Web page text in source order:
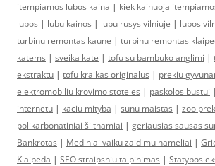
itempiamos lubos kaina | kiek kainuoja
lubos | lubu kainos | lubu rusys vilniuje | lubos
turbinu remontas kaune | turbinu remontas
katems | sveika kate | tofu su bambuko anglimi |
ekstraktu | tofu kraikas originalus | prekiu
elektromobiliu krovimo stoteles | paskolos bustui |
internetu | kaciu mityba | sunu maistas | zoo
polikarbonatiniai šiltnamiai | geriausias sausas
Bankrotas | Mediniai vaiku zaidimu nameliai |
Klaipeda | SEO straipsniu talpinimas | Statybos